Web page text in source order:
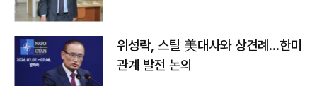
위성락, 스틸 美대사와 상견례…한미
관계 발전 논의